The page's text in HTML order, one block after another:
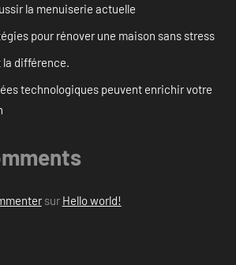
la menuiserie actuelle
pour rénover une maison sans stress
la différence.
technologiques peuvent enrichir votre
sur Hello world!